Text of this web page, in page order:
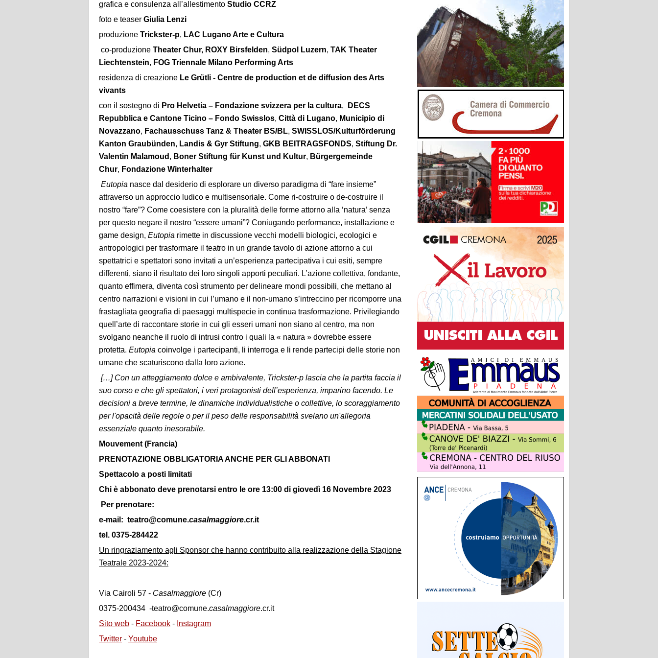
grafica e consulenza all’allestimento Studio CCRZ
foto e teaser Giulia Lenzi
produzione Trickster-p, LAC Lugano Arte e Cultura
co-produzione Theater Chur, ROXY Birsfelden, Südpol Luzern, TAK Theater
Liechtenstein, FOG Triennale Milano Performing Arts
residenza di creazione Le Grütli - Centre de production et de diffusion des Arts
vivants
con il sostegno di Pro Helvetia – Fondazione svizzera per la cultura,
DECS
Repubblica e Cantone Ticino – Fondo Swisslos, Città di Lugano, Municipio di
Novazzano, Fachausschuss Tanz & Theater BS/BL, SWISSLOS/Kulturförderung
Kanton Graubünden, Landis & Gyr Stiftung, GKB BEITRAGSFONDS, Stiftung Dr.
Valentin Malamoud , Boner Stiftung für Kunst und Kultur, Bürgergemeinde
Chur, Fondazione Winterhalter
Eutopia nasce dal desiderio di esplorare un diverso paradigma di “fare insieme”
attraverso un approccio ludico e multisensoriale. Come ri-costruire o de-costruire il
nostro “fare”? Come coesistere con la pluralità delle forme attorno alla ‘natura’ senza
per questo negare il nostro “essere umani”? Coniugando performance, installazione e
game design, Eutopia rimette in discussione vecchi modelli biologici, ecologici e
antropologici per trasformare il teatro in un grande tavolo di azione attorno a cui
spettatrici e spettatori sono invitati a un’esperienza partecipativa i cui esiti, sempre
differenti, siano il risultato dei loro singoli apporti peculiari. L’azione collettiva, fondante,
quanto effimera, diventa così strumento per delineare mondi possibili, che mettano al
centro narrazioni e visioni in cui l’umano e il non-umano s’intreccino per ricomporre una
frastagliata geografia di paesaggi multispecie in continua trasformazione. Privilegiando
quell’arte di raccontare storie in cui gli esseri umani non siano al centro, ma non
svolgano neanche il ruolo di intrusi contro i quali la « natura » dovrebbe essere
protetta. Eutopia coinvolge i partecipanti, li interroga e li rende partecipi delle storie non
umane che scaturiscono dalla loro azione.
[…] Con un atteggiamento dolce e ambivalente, Trickster-p lascia che la partita faccia il
suo corso e che gli spettatori, i veri protagonisti dell’esperienza, imparino facendo. Le
decisioni a breve termine, le dinamiche individualistiche o collettive, lo scoraggiamento
per l'opacità delle regole o per il peso delle responsabilità svelano un'allegoria
essenziale quanto inesorabile.
Mouvement (Francia)
PRENOTAZIONE OBBLIGATORIA ANCHE PER GLI ABBONATI
Spettacolo a posti limitati
Chi è abbonato deve prenotarsi entro le ore 13:00 di giovedì 16 Novembre 2023
Per prenotare:
e-mail: teatro@comune.casalmaggiore.cr.it
tel. 0375-284422
Un ringraziamento agli Sponsor che hanno contribuito alla realizzazione della Stagione
Teatrale 2023-2024:
Via Cairoli 57 - Casalmaggiore (Cr)
0375-200434 -teatro@comune.casalmaggiore.cr.it
Sito web - Facebook - Instagram
Twitter - Youtube